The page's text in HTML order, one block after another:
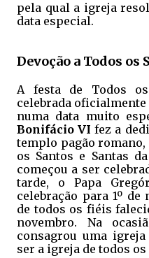
pela qual a igreja
data especial.
Devoção a Todos os
A festa de Todos
celebrada oficialmente
numa data muito
Bonifácio VI fez a
templo pagão romano,
os Santos e Santas
começou a ser
tarde, o Papa
celebração para 1º
de todos os fiéis
novembro. Na
consagrou uma
ser a igreja de todos os